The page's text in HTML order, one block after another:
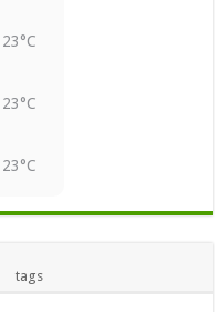
23°C
23°C
23°C
tags